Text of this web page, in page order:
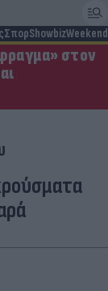
ΣπορShowbizWeekend
στον